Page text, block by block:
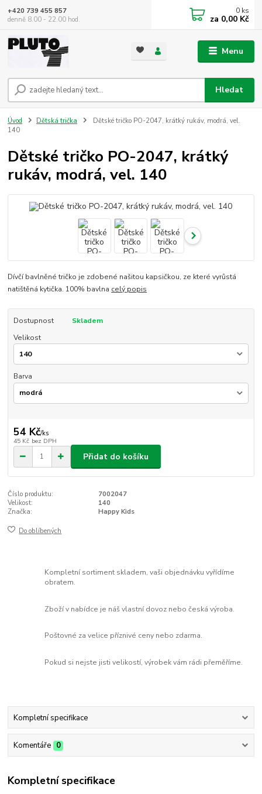
Menu
Hledat
+420 739 455 857
denně 8.00 - 22.00 hod.
0 ks
za 0,00 Kč
Úvod Dětská trička
Dětské tričko PO-2047, krátký rukáv, modrá, vel.
140
Dětské tričko PO-2047, krátký
rukáv, modrá, vel. 140
Dívčí bavlněné tričko je zdobené našitou kapsičkou, ze které vyrůstá
natištěná kytička. 100% bavlna celý popis
Dostupnost
Skladem
Velikost
Barva
54 Kč/ks
45 Kč bez DPH
Přidat do košíku
Číslo produktu:
7002047
Velikost:
140
Značka:
Happy Kids
Do oblíbených
Kompletní sortiment skladem, vaši objednávku vyřídíme
obratem.
Zboží v nabídce je náš vlastní dovoz nebo česká výroba.
Poštovné za velice příznivé ceny nebo zdarma.
Pokud si nejste jisti velikostí, výrobek vám rádi přeměříme.
Kompletní specifikace
Komentáře 0
Kompletní specifikace